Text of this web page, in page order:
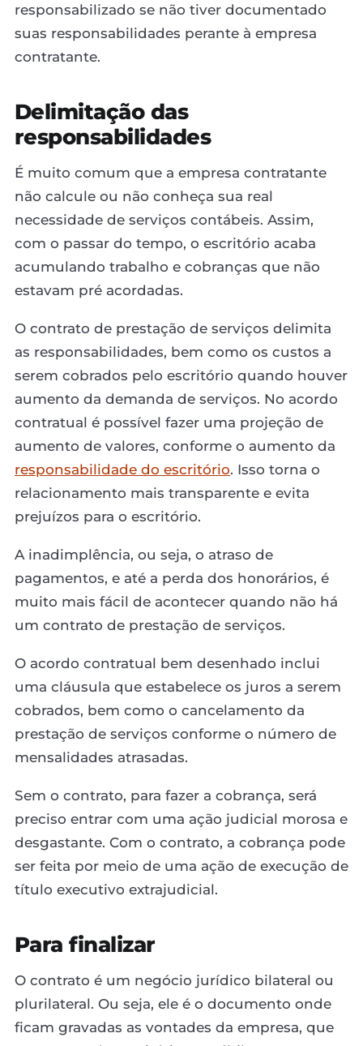
responsabilizado se não tiver documentado
suas responsabilidades perante à empresa
contratante.
Delimitação das
responsabilidades
É muito comum que a empresa contratante
não calcule ou não conheça sua real
necessidade de serviços contábeis. Assim,
com o passar do tempo, o escritório acaba
acumulando trabalho e cobranças que não
estavam pré acordadas.
O contrato de prestação de serviços delimita
as responsabilidades, bem como os custos a
serem cobrados pelo escritório quando houver
aumento da demanda de serviços. No acordo
contratual é possível fazer uma projeção de
aumento de valores, conforme o aumento da
responsabilidade do escritório. Isso torna o
relacionamento mais transparente e evita
prejuízos para o escritório.
A inadimplência, ou seja, o atraso de
pagamentos, e até a perda dos honorários, é
muito mais fácil de acontecer quando não há
um contrato de prestação de serviços.
O acordo contratual bem desenhado inclui
uma cláusula que estabelece os juros a serem
cobrados, bem como o cancelamento da
prestação de serviços conforme o número de
mensalidades atrasadas.
Sem o contrato, para fazer a cobrança, será
preciso entrar com uma ação judicial morosa e
desgastante. Com o contrato, a cobrança pode
ser feita por meio de uma ação de execução de
título executivo extrajudicial.
Para finalizar
O contrato é um negócio jurídico bilateral ou
plurilateral. Ou seja, ele é o documento onde
ficam gravadas as vontades da empresa, que